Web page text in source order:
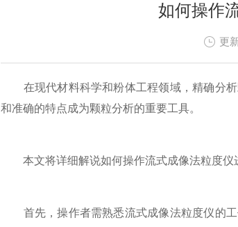
如何操作
更
在现代材料科学和粉体工程领域，精确分析
和准确的特点成为颗粒分析的重要工具。
本文将详细解说如何操作流式成像法粒度仪
首先，操作者需熟悉流式成像法粒度仪的工